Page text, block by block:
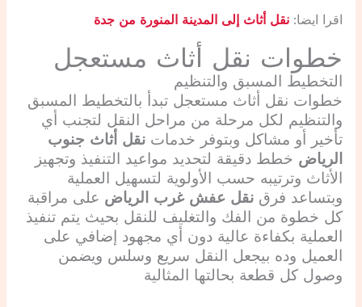
اقرا ايضا: نقل أثاث إلى المدينة المنورة من جدة
خطوات نقل أثاث مستعجل
التخطيط المسبق والتنظيم
خطوات نقل أثاث مستعجل تبدأ بالتخطيط المسبق
والتنظيم لكل مرحلة من مراحل النقل لتجنب أي
تأخير أو مشاكل وبتوفر خدمات نقل أثاث جنوب
الرياض خطط دقيقة لتحديد مواعيد التنفيذ وتجهيز
الأثاث وترتيبه حسب الأولوية لتسهيل العملية
وبتساعد فرق نقل عفش غرب الرياض على مراقبة
كل خطوة من الفك والتغليف للنقل بحيث يتم تنفيذ
العملية بكفاءة عالية دون أي مجهود إضافي على
العميل وده بيجعل النقل سريع وسلس ويضمن
وصول كل قطعة بحالتها المثالية